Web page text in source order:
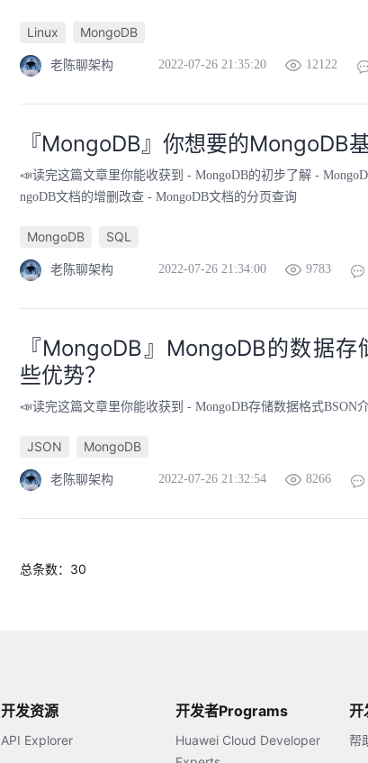
Linux MongoDB
老陈聊架构 2022-07-26 21:35:20 12122
『MongoDB』你想要的MongoDB
📣读完这篇文章里你能收获到 - MongoDB的初步了解 -
ngoDB文档的增删改查 - MongoDB文档的分页查询
MongoDB SQL
老陈聊架构 2022-07-26 21:34:00 9783
『MongoDB』MongoDB的数据
些优势？
📣读完这篇文章里你能收获到 - MongoDB存储数据格式BSON
JSON MongoDB
老陈聊架构 2022-07-26 21:32:54 8266
总条数：30
开发资源
API Explorer
开发者Programs
Huawei Cloud Developer
开
帮